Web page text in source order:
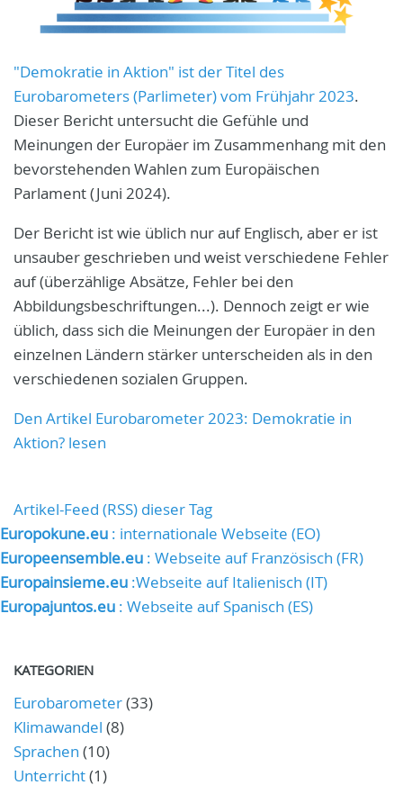
"Demokratie in Aktion" ist der Titel des
Eurobarometers (Parlimeter) vom Frühjahr 2023.
Dieser Bericht untersucht die Gefühle und
Meinungen der Europäer im Zusammenhang mit den
bevorstehenden Wahlen zum Europäischen
Parlament (Juni 2024).
Der Bericht ist wie üblich nur auf Englisch, aber er ist
unsauber geschrieben und weist verschiedene Fehler
auf (überzählige Absätze, Fehler bei den
Abbildungsbeschriftungen...). Dennoch zeigt er wie
üblich, dass sich die Meinungen der Europäer in den
einzelnen Ländern stärker unterscheiden als in den
verschiedenen sozialen Gruppen.
Den Artikel Eurobarometer 2023: Demokratie in
Aktion? lesen
Artikel-Feed (RSS) dieser Tag
Europokune.eu : internationale Webseite (EO)
Europeensemble.eu : Webseite auf Französisch (FR)
Europainsieme.eu :Webseite auf Italienisch (IT)
Europajuntos.eu : Webseite auf Spanisch (ES)
KATEGORIEN
Eurobarometer(33)
Klimawandel (8)
Sprachen (10)
Unterricht(1)